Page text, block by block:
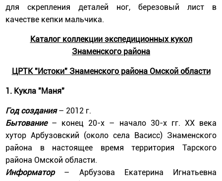
для скрепления деталей ног, березовый лист в
качестве кепки мальчика.
Каталог коллекции экспедиционных кукол
Знаменского района
ЦРТК "Истоки" Знаменского района Омской области
1. Кукла "Маня"
Год создания– 2012 г.
Бытование– конец 20-х – начало 30-х гг. ХХ века
хутор Арбузовский (около села Васисс) Знаменского
района в настоящее время территория Тарского
района Омской области.
Информатор– Арбузова Екатерина Игнатьевна